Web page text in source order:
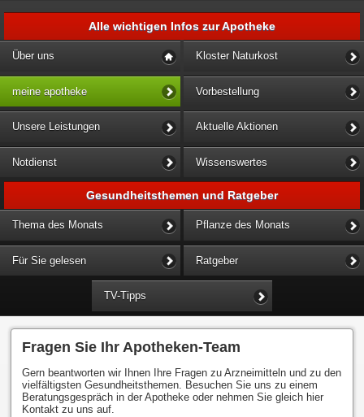
Alle wichtigen Infos zur Apotheke
Über uns Kloster Naturkost
meine apotheke Vorbestellung
Unsere Leistungen Aktuelle Aktionen
Notdienst Wissenswertes
Gesundheitsthemen und Ratgeber
Thema des Monats Pflanze des Monats
Für Sie gelesen Ratgeber
TV-Tipps
Fragen Sie Ihr Apotheken-Team
Gern beantworten wir Ihnen Ihre Fragen zu Arzneimitteln und zu den
vielfältigsten Gesundheitsthemen. Besuchen Sie uns zu einem
Beratungsgespräch in der Apotheke oder nehmen Sie gleich hier
Kontakt zu uns auf.